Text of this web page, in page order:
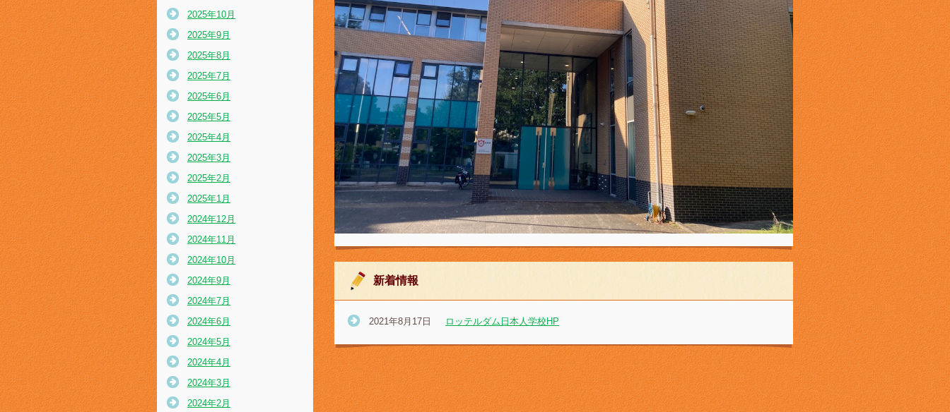
新着情報
2021年8月17日 ロッテルダム日本人学校HP
2025年10月
2025年9月
2025年8月
2025年7月
2025年6月
2025年5月
2025年4月
2025年3月
2025年2月
2025年1月
2024年12月
2024年11月
2024年10月
2024年9月
2024年7月
2024年6月
2024年5月
2024年4月
2024年3月
2024年2月